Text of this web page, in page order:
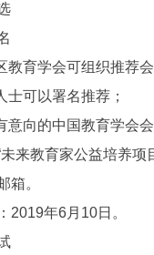
学会可组织推荐会
可以署名推荐；
向的中国教育学会会
教育家公益培养项
箱。
年6月10日。